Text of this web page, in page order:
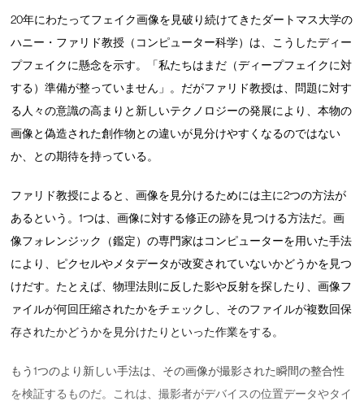
20年にわたってフェイク画像を見破り続けてきたダートマス大学の
ハニー・ファリド教授（コンピューター科学）は、こうしたディー
プフェイクに懸念を示す。「私たちはまだ（ディープフェイクに対
する）準備が整っていません」。だがファリド教授は、問題に対す
る人々の意識の高まりと新しいテクノロジーの発展により、本物の
画像と偽造された創作物との違いが見分けやすくなるのではない
か、との期待を持っている。
ファリド教授によると、画像を見分けるためには主に2つの方法が
あるという。1つは、画像に対する修正の跡を見つける方法だ。画
像フォレンジック（鑑定）の専門家はコンピューターを用いた手法
により、ピクセルやメタデータが改変されていないかどうかを見つ
けだす。たとえば、物理法則に反した影や反射を探したり、画像フ
ァイルが何回圧縮されたかをチェックし、そのファイルが複数回保
存されたかどうかを見分けたりといった作業をする。
もう1つのより新しい手法は、その画像が撮影された瞬間の整合性
を検証するものだ。これは、撮影者がデバイスの位置データやタイ